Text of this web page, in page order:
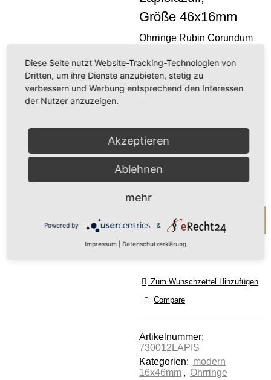
Zustimmung,
um den
Youtube-
Service zu
laden!
Wir verwenden
eines
Videoinhalte
Ihren Aktivitäten
sammeln. Bitte
Größe 46x16mm
Ohrringe Rubin Corundum
46x16mmOhrringe Zitrin fac.,
Länge: 27mm
66,00 €
inkl. 19 % MwSt.
Versandkosten
Nicht vorrätig
Anfrage zum Produkt
Zum Wunschzettel Hinzufügen
Compare
Artikelnummer:
730012LAPIS
Kategorien: modern
16x46mm , Ohrringe
Diese Seite nutzt Website-Tracking-Technologien von
Dritten, um ihre Dienste anzubieten, stetig zu
verbessern und Werbung entsprechend den Interessen
der Nutzer anzuzeigen.
Akzeptieren
Ablehnen
mehr
Powered by &
Impressum Datenschutzerklärung